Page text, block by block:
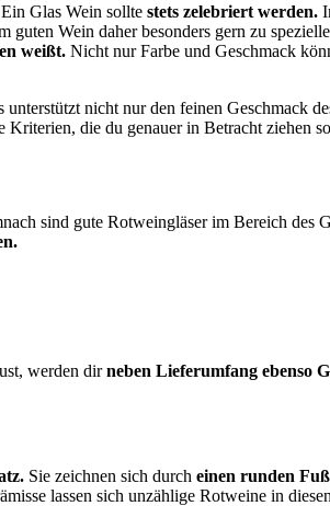
Glas Wein sollte stets zelebriert werden.
Wein daher besonders gern zu
weißt. Nicht nur Farbe und Geschmack
unterstützt nicht nur den feinen Geschmack
die du genauer in Betracht ziehen
sind gute Rotweingläser im Bereich des
werden dirneben Lieferumfang ebenso
Sie zeichnen sich durch einen runden
lassen sich unzählige Rotweine in